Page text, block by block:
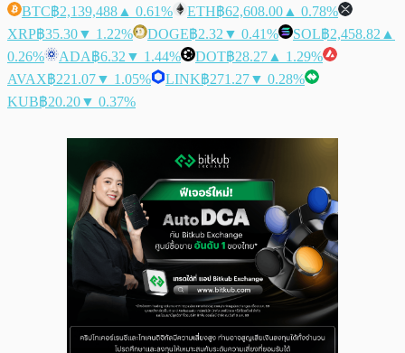
BTC฿2,139,488 ▲ 0.61% ETH฿62,608.00 ▲ 0.78%
XRP฿35.30▼ 1.22% DOGE฿2.32 ▼ 0.41% SOL฿2,458.82 ▲
0.26%
ADA฿6.32 ▼ 1.44% DOT฿28.27 ▲ 1.29%
AVAX฿221.07▼ 1.05% LINK฿271.27▼ 0.28%
KUB฿20.20▼ 0.37%